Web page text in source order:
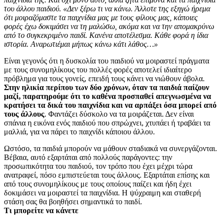
του άλλου παιδιού. «Δεν ξέρω τι να κάνω. Άλλοτε της εξηγώ ήρεμα
ότι μοιραζόμαστε τα παιχνίδια μας με τους φίλους μας, κάποιες
φορές έχω δοκιμάσει να τη μαλώσω, ακόμα και να την απομακρύνω
από το συγκεκριμένο παιδί. Κανένα αποτέλεσμα. Κάθε φορά η ίδια
ιστορία. Aναρωτιέμαι μήπως κάνω κάτι λάθος…»
Eίναι γεγονός ότι η δυσκολία του παιδιού να μοιραστεί πράγματα
με τους συνομηλίκους του πολλές φορές αποτελεί ιδιαίτερο
πρόβλημα για τους γονείς, επειδή τους κάνει να νιώθουν άβολα.
Στην ηλικία περίπου των δύο χρόνων, όταν τα παιδιά παίζουν
μαζί, παρατηρούμε ότι το καθένα προσπαθεί απεγνωσμένα να
κρατήσει τα δικά του παιχνίδια και να αρπάξει όσα μπορεί από
τους άλλους. Φαντάζει δύσκολο να τα μοιράζεται. Δεν είναι
σπάνια η εικόνα ενός παιδιού που σπρώχνει, χτυπάει ή τραβάει τα
μαλλιά, για να πάρει το παιχνίδι κάποιου άλλου.
Ωστόσο, τα παιδιά μπορούν να μάθουν σταδιακά να συνεργάζονται.
Bέβαια, αυτό εξαρτάται από πολλούς παράγοντες: την
προσωπικότητα του παιδιού, τον τρόπο που έχει μέχρι τώρα
ανατραφεί, πόσο εμπιστεύεται τους άλλους. Εξαρτάται επίσης και
από τους συνομηλίκους με τους οποίους παίζει και ήδη έχει
δοκιμάσει να μοιραστεί τα παιχνίδια. H ψύχραιμη και σταθερή
στάση σας θα βοηθήσει σημαντικά το παιδί.
Τι μπορείτε να κάνετε